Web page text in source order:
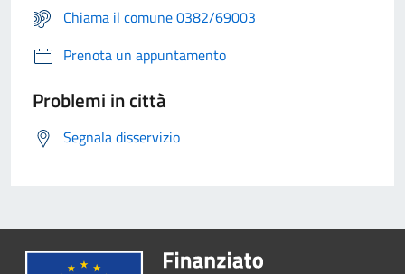
Chiama il comune 0382/69003
Prenota un appuntamento
Problemi in città
Segnala disservizio